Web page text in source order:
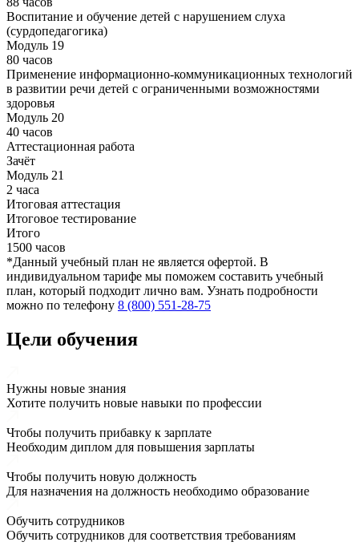
Воспитание и обучение детей с нарушением слуха
(сурдопедагогика)
Модуль 19
80 часов
Применение информационно-коммуникационных технологий
в развитии речи детей с ограниченными возможностями
здоровья
Модуль 20
40 часов
Аттестационная работа
Зачёт
Модуль 21
2 часа
Итоговая аттестация
Итоговое тестирование
Итого
1500 часов
*Данный учебный план не является офертой. В
индивидуальном тарифе мы поможем составить учебный
план, который подходит лично вам. Узнать подробности
можно по телефону 8 (800) 551-28-75
Цели обучения
Нужны новые знания
Хотите получить новые навыки по профессии
Чтобы получить прибавку к зарплате
Необходим диплом для повышения зарплаты
Чтобы получить новую должность
Для назначения на должность необходимо образование
Обучить сотрудников
Обучить сотрудников для соответствия требованиям